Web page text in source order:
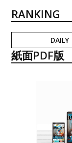
RANKING
DAILY
紙面PDF版